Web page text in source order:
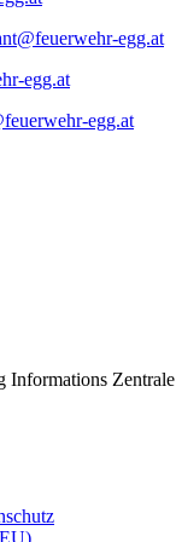
egg.at
egg.at
egg.at
Informations Zentrale